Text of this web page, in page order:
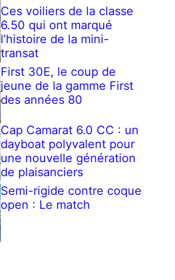
Ces voiliers de la classe
6.50 qui ont marqué
l’histoire de la mini-
transat
First 30E, le coup de
jeune de la gamme First
des années 80
Cap Camarat 6.0 CC : un
dayboat polyvalent pour
une nouvelle génération
de plaisanciers
Semi-rigide contre coque
open : Le match